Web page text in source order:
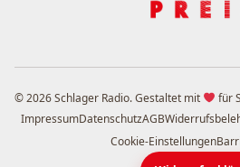
© 2026 Schlager Radio. Gestaltet mit
für
ImpressumDatenschutzAGB
Cookie-Einstellungen